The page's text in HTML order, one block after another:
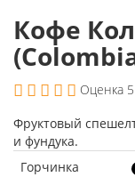
Кофе
Оценка
Фруктовый
и фундука.
Горчинка